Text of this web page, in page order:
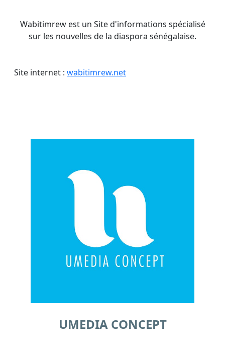
Wabitimrew est un Site d'informations spécialisé
sur les nouvelles de la diaspora sénégalaise.
Site internet : wabitimrew.net
UMEDIA CONCEPT